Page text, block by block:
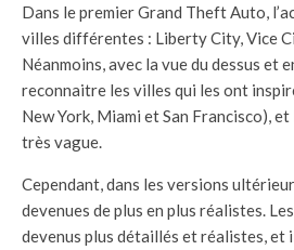
Dans le premier Grand Theft Auto,
villes différentes : Liberty City, Vice
Néanmoins, avec la vue du dessus et
reconnaitre les villes qui les ont
New York, Miami et San Francisco),
très vague.
Cependant, dans les versions
devenues de plus en plus réalistes.
devenus plus détaillés et réalistes, et